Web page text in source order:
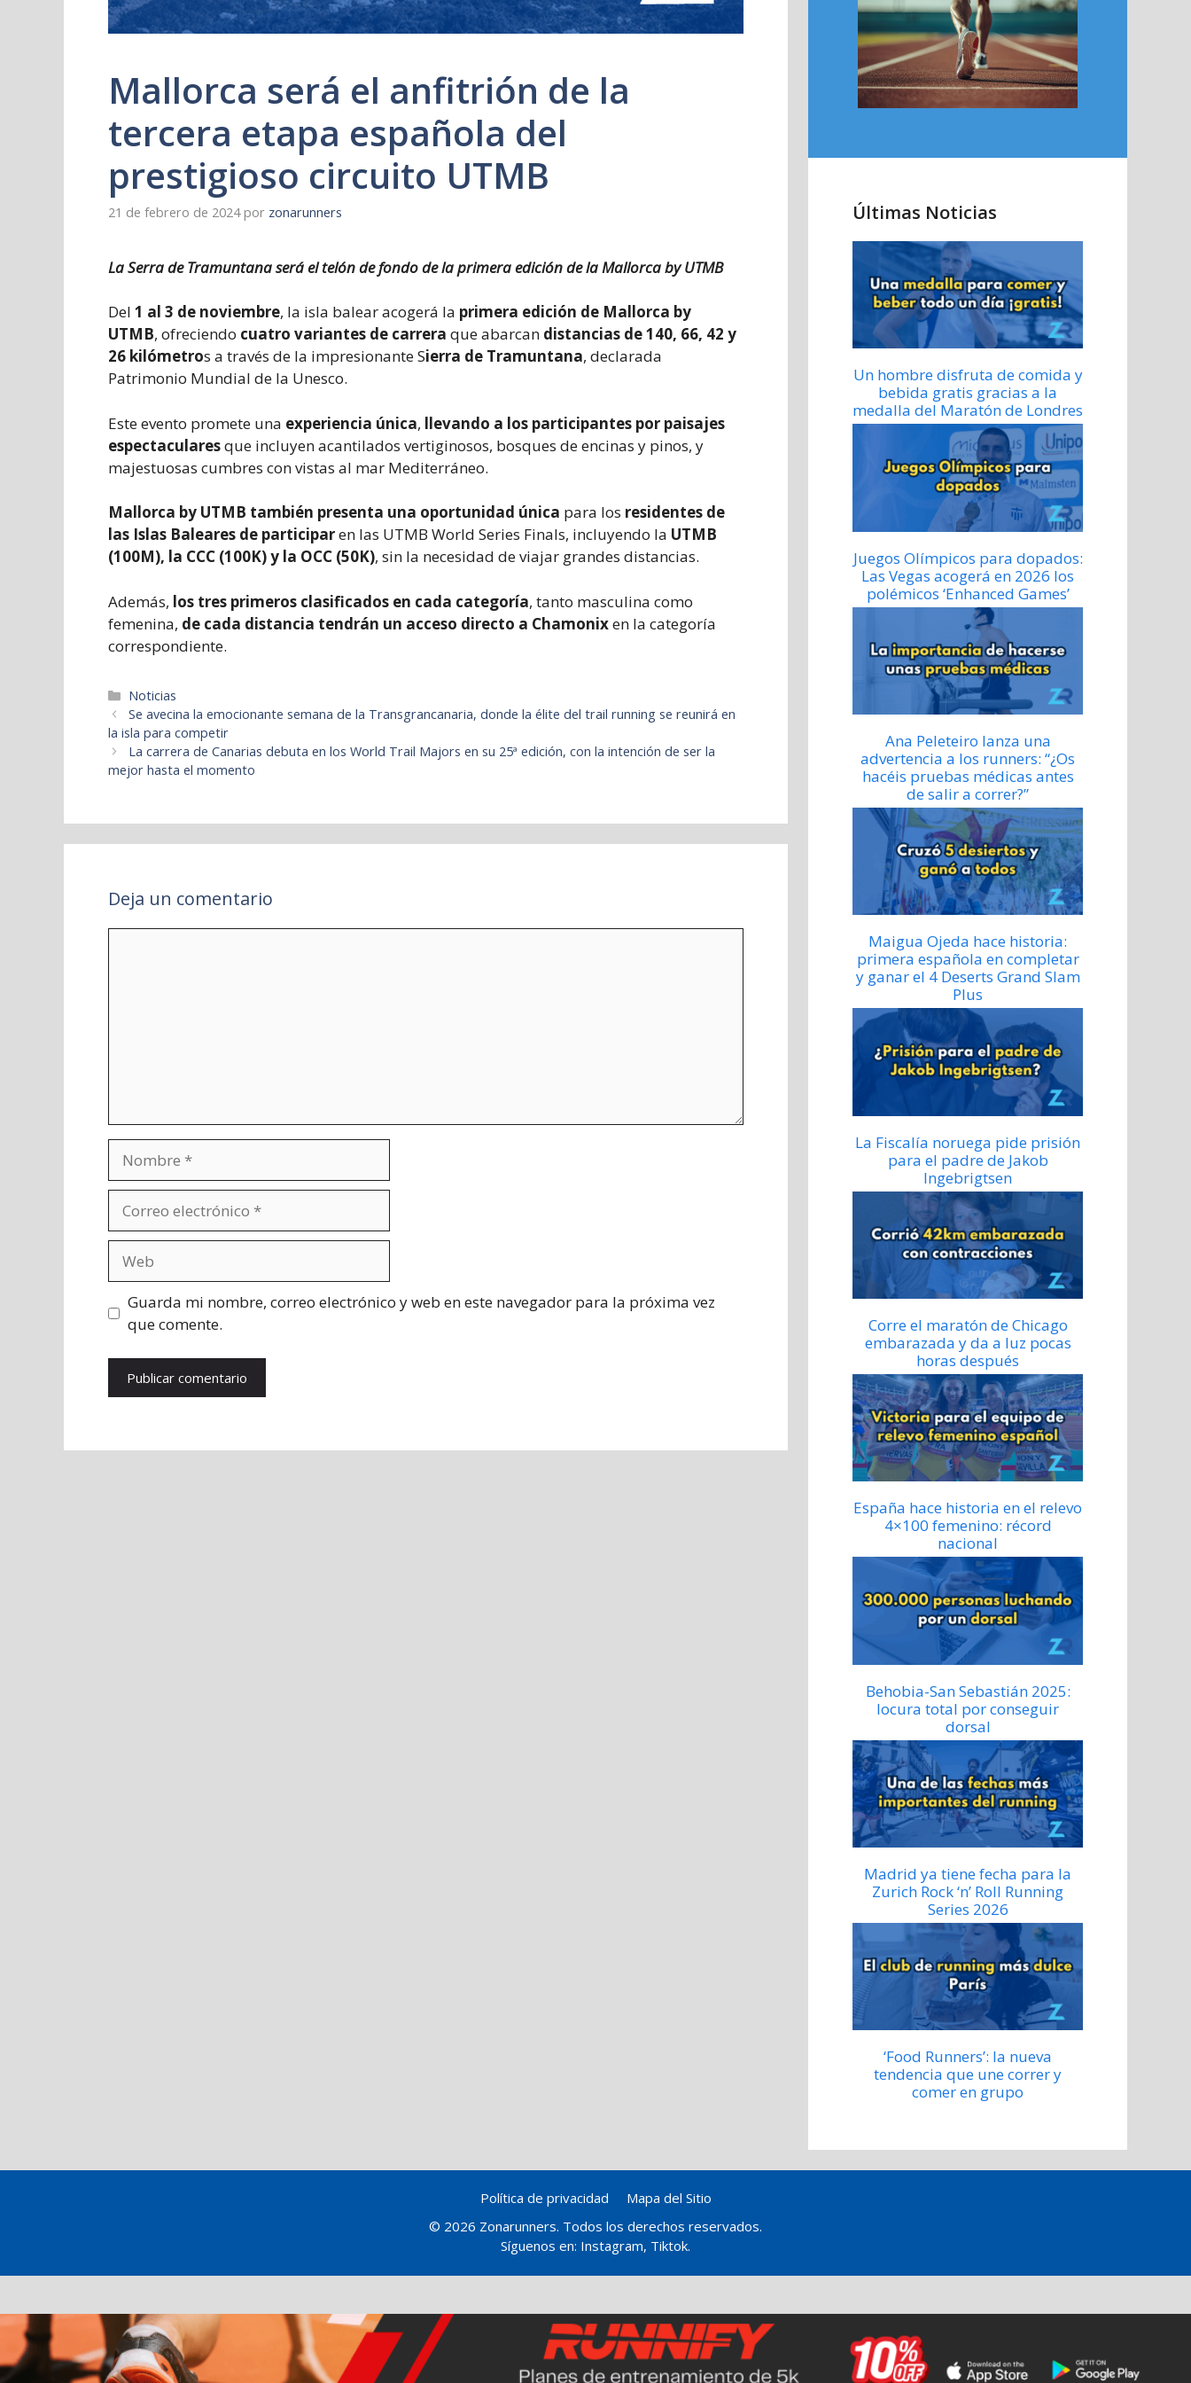
Mallorca será el anfitrión de la
tercera etapa española del
prestigioso circuito UTMB
21 de febrero de 2024 por zonarunners
La Serra de Tramuntana será el telón de fondo de la primera edición de la Mallorca by UTMB
Del 1 al 3 de noviembre, la isla balear acogerá la primera edición de Mallorca by
UTMB, ofreciendo cuatro variantes de carrera que abarcan distancias de 140, 66, 42 y
26 kilómetros a través de la impresionante Sierra de Tramuntana, declarada
Patrimonio Mundial de la Unesco.
Este evento promete una experiencia única, llevando a los participantes por paisajes
espectacularesque incluyen acantilados vertiginosos, bosques de encinas y pinos, y
majestuosas cumbres con vistas al mar Mediterráneo.
Mallorca by UTMB también presenta una oportunidad única para los residentes de
las Islas Baleares de participaren las UTMB World Series Finals, incluyendo la UTMB
(100M), la CCC (100K) y la OCC (50K), sin la necesidad de viajar grandes distancias.
Además, los tres primeros clasificados en cada categoría, tanto masculina como
femenina, de cada distancia tendrán un acceso directo a Chamonixen la categoría
correspondiente.
Categorías
Noticias
Se avecina la emocionante semana de la Transgrancanaria, donde la élite del trail running se reunirá en
la isla para competir
La carrera de Canarias debuta en los World Trail Majors en su 25ª edición, con la intención de ser la
mejor hasta el momento
Deja un comentario
electrónico
Guarda mi nombre, correo electrónico y web en este navegador para la próxima vez
que comente.
Últimas Noticias
Un hombre disfruta de comida y
bebida gratis gracias a la
medalla del Maratón de Londres
Juegos Olímpicos para dopados:
Las Vegas acogerá en 2026 los
polémicos ‘Enhanced Games’
Ana Peleteiro lanza una
advertencia a los runners: “¿Os
hacéis pruebas médicas antes
de salir a correr?”
Maigua Ojeda hace historia:
primera española en completar
y ganar el 4 Deserts Grand Slam
Plus
La Fiscalía noruega pide prisión
para el padre de Jakob
Ingebrigtsen
Corre el maratón de Chicago
embarazada y da a luz pocas
horas después
España hace historia en el relevo
4×100 femenino: récord
nacional
Behobia-San Sebastián 2025:
locura total por conseguir
dorsal
Madrid ya tiene fecha para la
Zurich Rock ‘n’ Roll Running
Series 2026
‘Food Runners’: la nueva
tendencia que une correr y
comer en grupo
Política de privacidad
Mapa del Sitio
© 2026 Zonarunners. Todos los derechos reservados.
Síguenos en: Instagram, Tiktok.